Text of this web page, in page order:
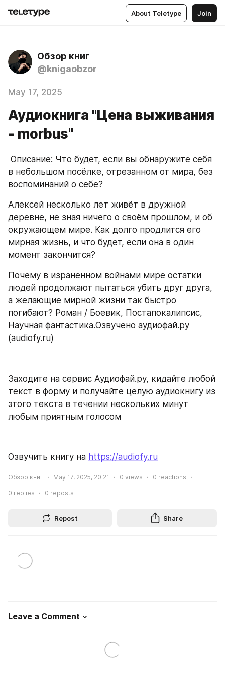
About Teletype Join
Обзор книг
@knigaobzor
May 17, 2025
Аудиокнига "Цена выживания
- morbus"
в небольшом посёлке, отрезанном от мира, без
воспоминаний о себе?
Алексей несколько лет живёт в дружной
деревне, не зная ничего о своём прошлом, и об
окружающем мире. Как долго продлится его
мирная жизнь, и что будет, если она в один
момент закончится?
Почему в израненном войнами мире остатки
людей продолжают пытаться убить друг друга,
а желающие мирной жизни так быстро
погибают? Роман / Боевик, Постапокалипсис,
Научная фантастика.Озвучено аудиофай.ру
(audiofy.ru)
Заходите на сервис Аудиофай.ру, кидайте любой
текст в форму и получайте целую аудиокнигу из
этого текста в течении нескольких минут
любым приятным голосом
Озвучить книгу на https://audiofy.ru
Обзор книг May 17, 2025, 20:21 0 views 0 reactions
0 replies 0 reposts
Repost Share
Leave a Comment